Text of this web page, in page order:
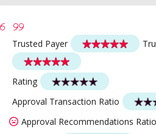
Trusted Payer
Rating
Approval Transaction Ratio
Approval Recommendations Ratio